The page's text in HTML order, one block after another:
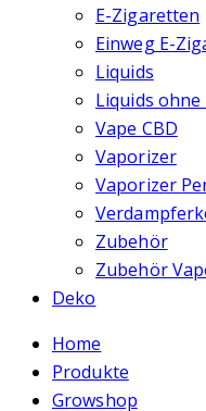
E-Zigaretten
Einweg E-
Liquids
Liquids
Vape CBD
Vaporizer
Vaporizer
Zubehör
Zubehör
Deko
Home
Produkte
Growshop